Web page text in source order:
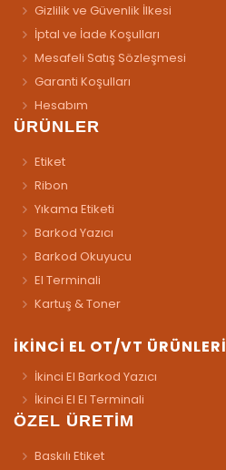
Gizlilik ve Güvenlik İlkesi
İptal ve İade Koşulları
Mesafeli Satış Sözleşmesi
Garanti Koşulları
Hesabım
ÜRÜNLER
Etiket
Ribon
Yıkama Etiketi
Barkod Yazıcı
Barkod Okuyucu
El Terminali
Kartuş & Toner
İKİNCİ EL OT/VT ÜRÜNLERİ
İkinci El Barkod Yazıcı
İkinci El El Terminali
ÖZEL ÜRETİM
Baskılı Etiket